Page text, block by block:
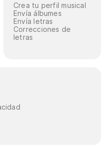
Crea tu perfil musical
Envía álbumes
Envía letras
Correcciones de
letras